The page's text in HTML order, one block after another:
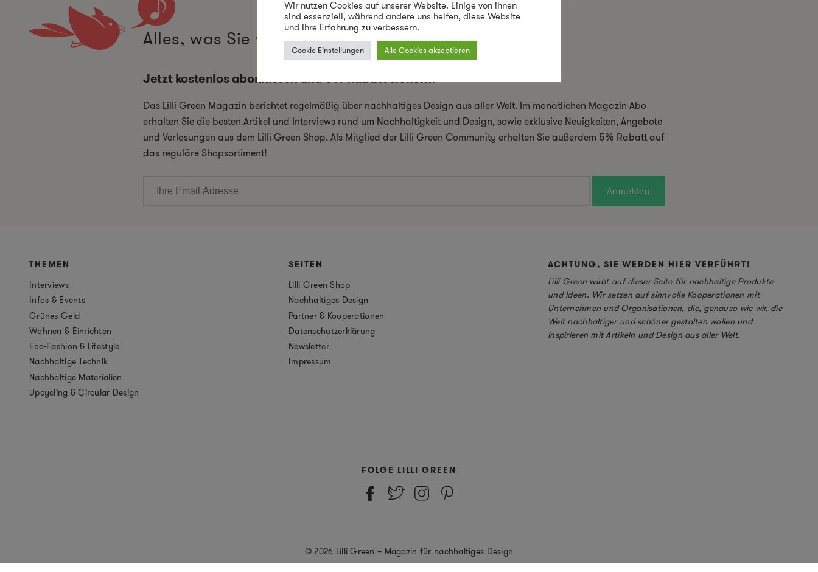
Alles, was Sie wissen müssen
Jetzt kostenlos abonnieren und 5% Rabatt sichern!
Das Lilli Green Magazin berichtet regelmäßig über nachhaltiges Design aus aller Welt. Im monatlichen Magazin-Abo
erhalten Sie die besten Artikel und Interviews rund um Nachhaltigkeit und Design, sowie exklusive Neuigkeiten, Angebote
und Verlosungen aus dem Lilli Green Shop. Als Mitglied der Lilli Green Community erhalten Sie außerdem 5% Rabatt auf
das reguläre Shopsortiment!
THEMEN
Interviews
Infos & Events
Grünes Geld
Wohnen & Einrichten
Eco-Fashion & Lifestyle
Nachhaltige Technik
Nachhaltige Materialien
Upcycling & Circular Design
SEITEN
Lilli Green Shop
Nachhaltiges Design
Partner & Kooperationen
Datenschutzerklärung
Newsletter
Impressum
ACHTUNG, SIE WERDEN HIER VERFÜHRT!
Lilli Green wirbt auf dieser Seite für nachhaltige Produkte
und Ideen. Wir setzen auf sinnvolle Kooperationen mit
Unternehmen und Organisationen, die, genauso wie wir, die
Welt nachhaltiger und schöner gestalten wollen und
inspirieren mit Artikeln und Design aus aller Welt.
FOLGE LILLI GREEN
© 2026 Lilli Green – Magazin für nachhaltiges Design
Wir nutzen Cookies auf unserer Website. Einige von ihnen
sind essenziell, während andere uns helfen, diese Website
und Ihre Erfahrung zu verbessern.
Cookie Einstellungen Alle Cookies akzeptieren